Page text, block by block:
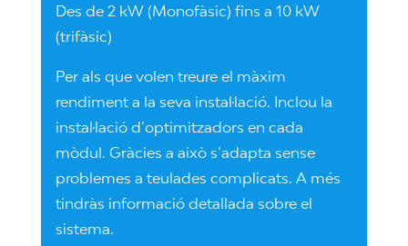
Des de 2 kW (Monofàsic) fins a 10 kW
(trifàsic)
Per als que volen treure el màxim
rendiment a la seva instal·lació. Inclou la
instal·lació d’optimitzadors en cada
mòdul. Gràcies a això s’adapta sense
problemes a teulades complicats. A més
tindràs informació detallada sobre el
sistema.